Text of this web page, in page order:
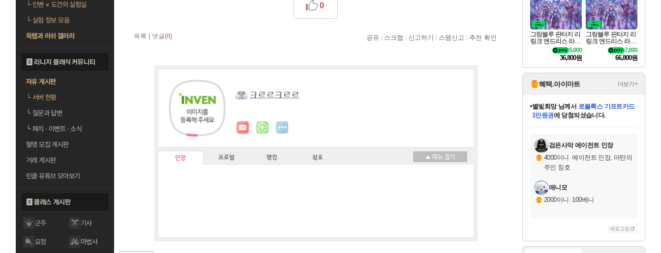
└인벤 × 도건의 실험실
└실험 정보 모음
득템과 러쉬 갤러리
리니지 클래식 커뮤니티
자유 게시판
└서버 현황
└질문과 답변
└패치 · 이벤트 · 소식
혈맹 모집 게시판
거래 게시판
린클 유튜브 모아보기
클래스 게시판
군주 기사
요정 마법사
목록 댓글(8)
0
공유 스크랩 신고하기 스팸신고 추천 확인
크르르크르르
인장 프로필 랭킹 칭호
그랑블루 판타지 리
링크 엔드리스 라그
나로크 업그레이드
킷 Granblue Fantasy
Relink Endless Ragn
arok Upgrade Kit DL
C
5,000
36,800원
그랑블루 판타지 리
링크 엔드리스 라그
나로크 Granblue Fa
ntasy Relink Endless
7,000
66,800원
혜택.아이마트 더보기+
교환.
당첨되셨습니다.
당첨되셨습니다.
당첨되셨습니다.
별빛희망님께서 로블록스 기프트카드
1만원권에 당첨되셨습니다.
당첨되셨습니다.
당첨되셨습니다.
당첨되셨습니다.
당첨되셨습니다.
에디션 (스팀코드)를 교환.
당첨되셨습니다.
검은사막 에이전트 인장
4000이니 ·에이전트 인장, 마탄의
주인 칭호
애니모
2000이니 · 100베니
새로고침